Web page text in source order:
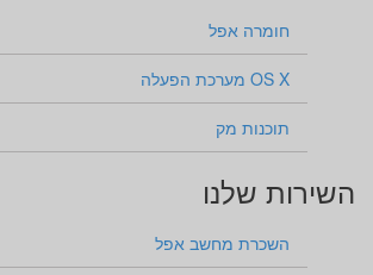
חומרה אפל
OS X מערכת הפעלה
תוכנות מק
השירות שלנו
השכרת מחשב אפל